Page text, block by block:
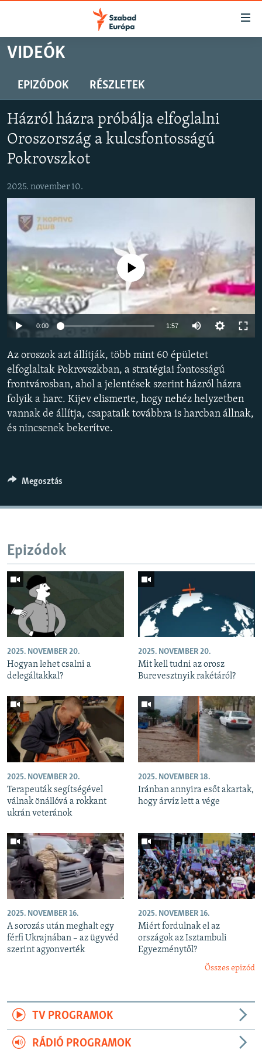
Akadálymentes
Ugrás
oldalra
tartalomjegyzékre
Ugrás
AKTUÁLIS
VIDEÓK
ELEMZŐ
SZABADON
DEMOKRÁCIA
A PÉNZ NYOMÁBAN
EURÓPAI UNIÓ
VILÁG
KLÍMAVÁLTOZÁS
A MÚLT TANULSÁGAI
KÖVESSEN MINKET!
Valamennyi RFE/RL weboldal
VIDEÓK
EPIZÓDOK RÉSZLETEK
Házról házra próbálja elfoglalni
Oroszország a kulcsfontosságú
Pokrovszkot
2025. november 10.
240p
720p
Jelenleg nincs elérhető tartalom
0:00 1:57
360p
480p
720p
Az oroszok azt állítják, több mint 60 épületet
elfoglaltak Pokrovszkban, a stratégiai fontosságú
frontvárosban, ahol a jelentések szerint házról házra
folyik a harc. Kijev elismerte, hogy nehéz helyzetben
vannak de állítja, csapataik továbbra is harcban állnak,
és nincsenek bekerítve.
Megosztás
Epizódok
2025. NOVEMBER 20.
Hogyan lehet csalni a
delegáltakkal?
2025. NOVEMBER 20.
Mit kell tudni az orosz
Burevesztnyik rakétáról?
2025. NOVEMBER 20.
Terapeuták segítségével
válnak önállóvá a rokkant
ukrán veteránok
2025. NOVEMBER 18.
Iránban annyira esőt akartak,
hogy árvíz lett a vége
2025. NOVEMBER 16.
A sorozás után meghalt egy
férfi Ukrajnában – az ügyvéd
szerint agyonverték
2025. NOVEMBER 16.
Miért fordulnak el az
országok az Isztambuli
Egyezménytől?
Összes epizód
TV PROGRAMOK
RÁDIÓ PROGRAMOK